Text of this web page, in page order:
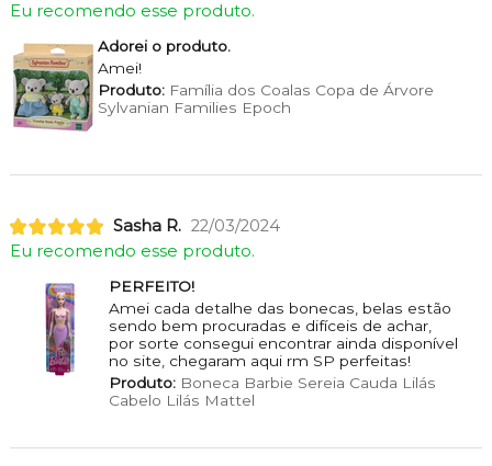
Eu recomendo esse produto.
Adorei o produto.
Amei!
Produto:Família dos Coalas Copa de Árvore
Sylvanian Families Epoch
Sasha R. 22/03/2024
Eu recomendo esse produto.
PERFEITO!
Amei cada detalhe das bonecas, belas estão
sendo bem procuradas e difíceis de achar,
por sorte consegui encontrar ainda disponível
no site, chegaram aqui rm SP perfeitas!
Produto:Boneca Barbie Sereia Cauda Lilás
Cabelo Lilás Mattel